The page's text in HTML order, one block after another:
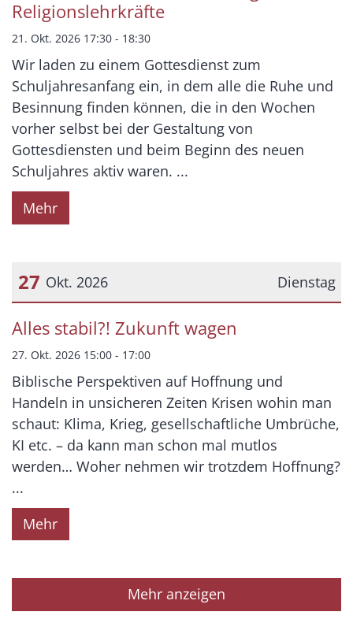
Religionslehrkräfte
21. Okt. 2026 17:30 - 18:30
Wir laden zu einem Gottesdienst zum
Schuljahresanfang ein, in dem alle die Ruhe und
Besinnung finden können, die in den Wochen
vorher selbst bei der Gestaltung von
Gottesdiensten und beim Beginn des neuen
Schuljahres aktiv waren. ...
Mehr
Dienstag
27 Okt. 2026
Datum: 27. Oktober 2026
Alles stabil?! Zukunft wagen
27. Okt. 2026 15:00 - 17:00
Biblische Perspektiven auf Hoffnung und
Handeln in unsicheren Zeiten Krisen wohin man
schaut: Klima, Krieg, gesellschaftliche Umbrüche,
KI etc. – da kann man schon mal mutlos
werden… Woher nehmen wir trotzdem Hoffnung?
...
Mehr
Mehr anzeigen